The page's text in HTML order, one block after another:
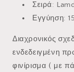
Σειρά:
Εγγύηση:
Διαχρονικός
ενδεδειγμένη
φινίρισμα ( με